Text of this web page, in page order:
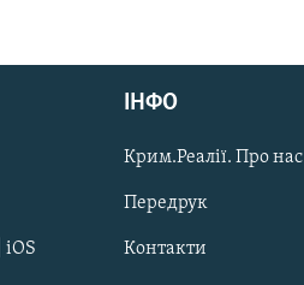
iOS
ІНФО
Крим.Реалії. Про нас
Передрук
Контакти